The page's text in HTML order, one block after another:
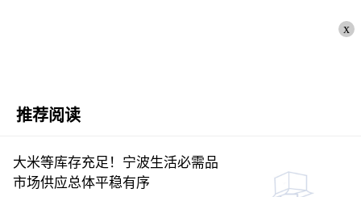
x
推荐阅读
大米等库存充足！宁波生活必需品
市场供应总体平稳有序